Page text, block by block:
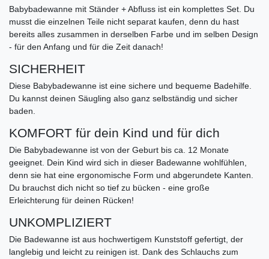
Babybadewanne mit Ständer + Abfluss ist ein komplettes Set. Du
musst die einzelnen Teile nicht separat kaufen, denn du hast
bereits alles zusammen in derselben Farbe und im selben Design
- für den Anfang und für die Zeit danach!
SICHERHEIT
Diese Babybadewanne ist eine sichere und bequeme Badehilfe.
Du kannst deinen Säugling also ganz selbständig und sicher
baden.
KOMFORT für dein Kind und für dich
Die Babybadewanne ist von der Geburt bis ca. 12 Monate
geeignet. Dein Kind wird sich in dieser Badewanne wohlfühlen,
denn sie hat eine ergonomische Form und abgerundete Kanten.
Du brauchst dich nicht so tief zu bücken - eine große
Erleichterung für deinen Rücken!
UNKOMPLIZIERT
Die Badewanne ist aus hochwertigem Kunststoff gefertigt, der
langlebig und leicht zu reinigen ist. Dank des Schlauchs zum